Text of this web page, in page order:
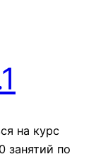
на курс
по